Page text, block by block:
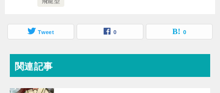
Tweet 0 0
関連記事